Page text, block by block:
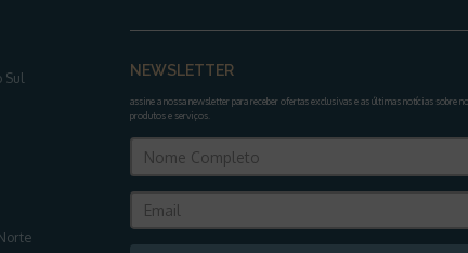
Sul
NEWSLETTER
assine a nossa newsletter para receber ofertas exclusivas e as últimas notícias sobre
produtos e serviços.